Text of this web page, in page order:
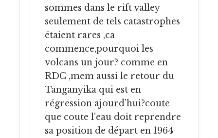
sommes dans le rift valley
seulement de tels catastrophes
étaient rares ,ca
commence,pourquoi les
volcans un jour? comme en
RDC ,mem aussi le retour du
Tanganyika qui est en
régression ajourd’hui?coute
que coute l’eau doit reprendre
sa position de départ en 1964